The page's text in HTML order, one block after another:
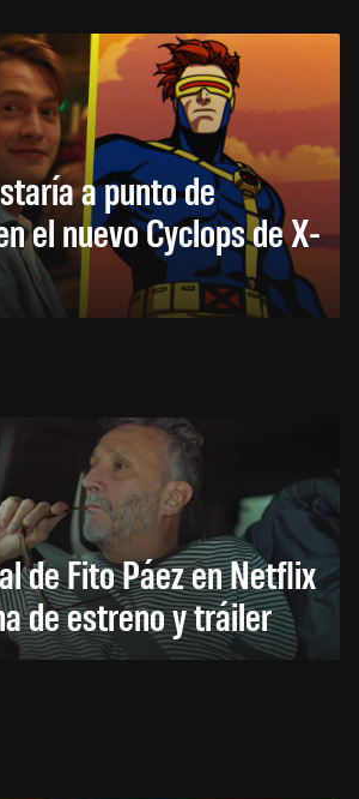
a punto de
el nuevo Cyclops de X-
de Fito Páez en Netflix
de estreno y tráiler